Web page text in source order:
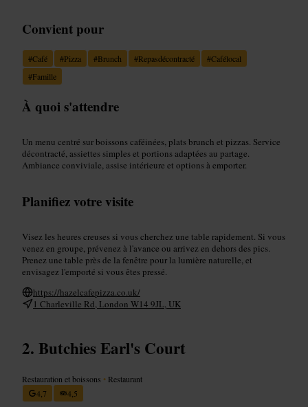
Convient pour
#Café #Pizza #Brunch #Repasdécontracté #Cafélocal
#Famille
À quoi s'attendre
Un menu centré sur boissons caféinées, plats brunch et pizzas. Service
décontracté, assiettes simples et portions adaptées au partage.
Ambiance conviviale, assise intérieure et options à emporter.
Planifiez votre visite
Visez les heures creuses si vous cherchez une table rapidement. Si vous
venez en groupe, prévenez à l'avance ou arrivez en dehors des pics.
Prenez une table près de la fenêtre pour la lumière naturelle, et
envisagez l'emporté si vous êtes pressé.
https://hazelcafepizza.co.uk/
1 Charleville Rd, London W14 9JL, UK
Butchies Earl's Court
Restauration et boissons • Restaurant
4,7
4,5